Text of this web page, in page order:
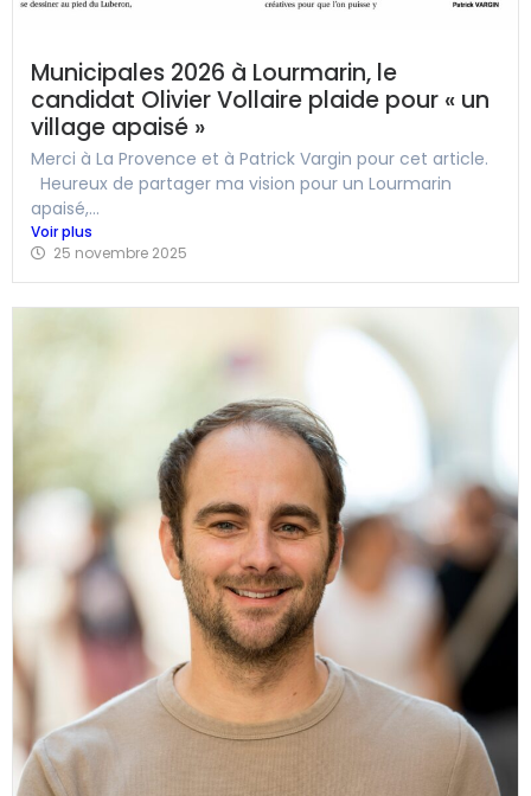
Municipales 2026 à Lourmarin, le
candidat Olivier Vollaire plaide pour « un
village apaisé »
Merci à La Provence et à Patrick Vargin pour cet article.
Heureux de partager ma vision pour un Lourmarin
apaisé,...
Voir plus
25 novembre 2025